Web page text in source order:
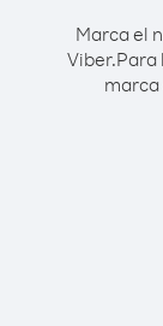
Marca el
Viber.Para
marca